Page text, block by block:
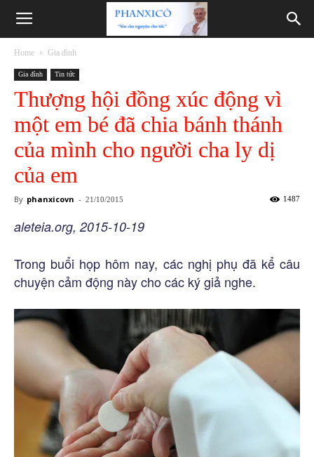
Phanxicô
Home Gia đình
Gia đình Tin tức
Thượng hội đồng xúc động vì
một em bé đã chia bánh thánh
của mình cho người cha ly dị
của em
By phanxicovn - 21/10/2015 1487
aleteia.org, 2015-10-19
Trong buổi họp hôm nay, các nghị phụ đã kể câu
chuyện cảm động này cho các ký giả nghe.